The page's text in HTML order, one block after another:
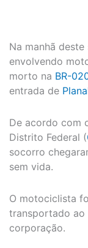
Na manhã
envolvendo
morto na BR-
entrada de
De acordo com
Distrito Federal (
socorro
sem vida.
O motociclista
transportado
corporação.